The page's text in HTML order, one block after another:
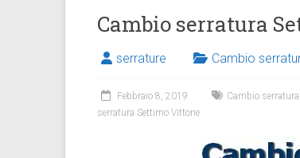
Cambio serratura
serrature Cambio
Febbraio 8, 2019 Cambio
serratura Settimo Vittone